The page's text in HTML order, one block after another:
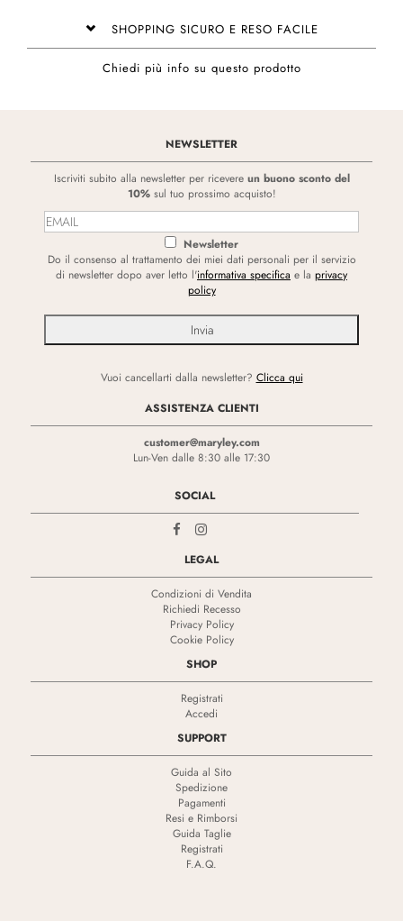
SHOPPING SICURO E RESO FACILE
Chiedi più info su questo prodotto
NEWSLETTER
Iscriviti subito alla newsletter per ricevere un buono sconto del
10%sul tuo prossimo acquisto!
Newsletter
Do il consenso al trattamento dei miei dati personali per il servizio
di newsletter dopo aver letto l'informativa specifica e la privacy
policy
Vuoi cancellarti dalla newsletter? Clicca qui
ASSISTENZA CLIENTI
customer@maryley.com
Lun-Ven dalle 8:30 alle 17:30
SOCIAL
LEGAL
Condizioni di Vendita
Richiedi Recesso
Privacy Policy
Cookie Policy
SHOP
Registrati
Accedi
SUPPORT
Guida al Sito
Spedizione
Pagamenti
Resi e Rimborsi
Guida Taglie
Registrati
F.A.Q.